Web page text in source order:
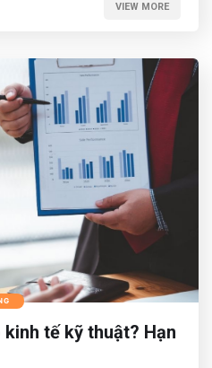
VIEW MORE
tế kỹ thuật? Hạn